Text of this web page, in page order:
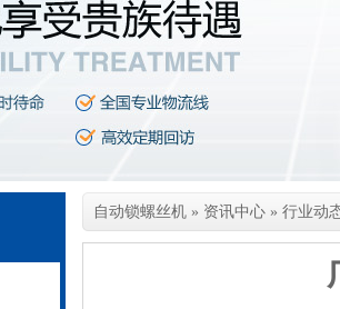
自动锁螺丝机 » 资讯中心 » 行业动